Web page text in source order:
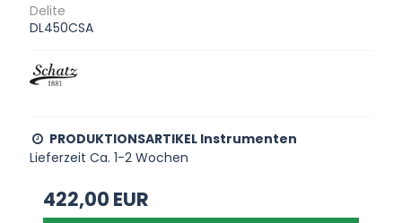
Delite
DL450CSA
PRODUKTIONSARTIKEL Instrumenten
Lieferzeit Ca. 1-2 Wochen
422,00 EUR